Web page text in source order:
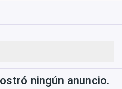
ningún anuncio.